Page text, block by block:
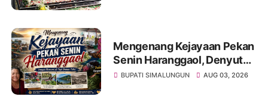
Mengenang Kejayaan Pekan
Senin Haranggaol, Denyut
Ekonomi di Tepi Danau Toba
BUPATI SIMALUNGUN AUG 03, 2026